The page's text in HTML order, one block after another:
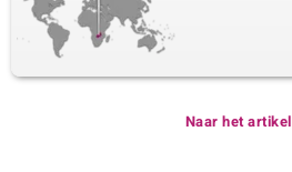
Naar het artikel